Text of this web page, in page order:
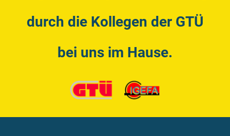
durch die Kollegen der GTÜ
bei uns im Hause.